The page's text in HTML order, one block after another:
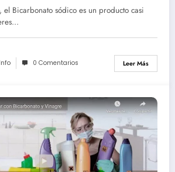
el Bicarbonato sódico es un producto casi
0 Comentarios Leer Más